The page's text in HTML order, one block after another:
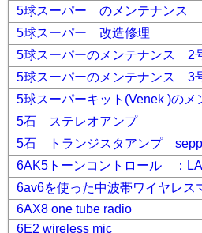
5球スーパー のメンテナンス
5球スーパー 改造修理
5球スーパーのメンテナンス 2
5球スーパーのメンテナンス 3
5球スーパーキット(Venek )のメ
5石 ステレオアンプ
5石 トランジスタアンプ
6AK5トーンコントロール ：
6av6を使った中波帯ワイヤレス
6AX8 one tube radio
6E2 wireless mic